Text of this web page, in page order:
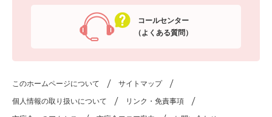
コールセンター
（よくある質問）
このホームページについて サイトマップ
個人情報の取り扱いについて リンク・免責事項